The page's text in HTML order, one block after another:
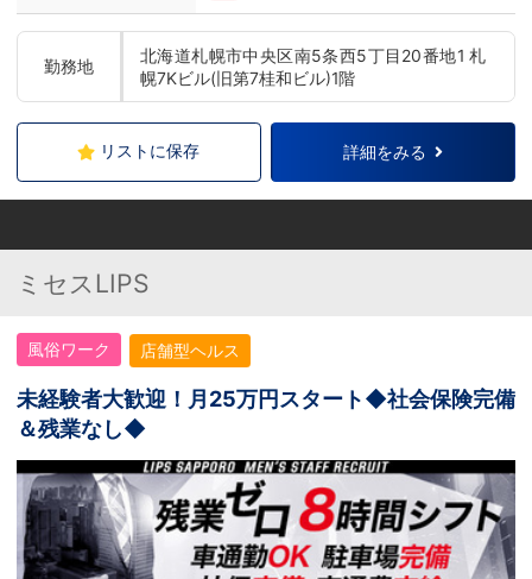
勤務地
北海道札幌市中央区南5条西5丁目20番地1 札
幌7Kビル(旧第7桂和ビル)1階
リストに保存 詳細をみる
ミセスLIPS
風俗ワーク 店舗型ヘルス
未経験者大歓迎！月25万円スタート◆社会保険完備
＆残業なし◆